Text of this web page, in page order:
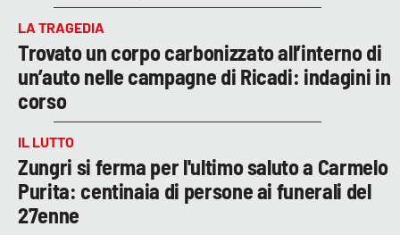
LA TRAGEDIA
Trovato un corpo carbonizzato all’interno di
un’auto nelle campagne di Ricadi: indagini in
corso
IL LUTTO
Zungri si ferma per l'ultimo saluto a Carmelo
Purita: centinaia di persone ai funerali del
27enne